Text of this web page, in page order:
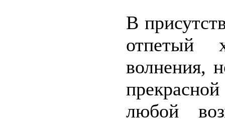
В
отпетый
волнения,
любой